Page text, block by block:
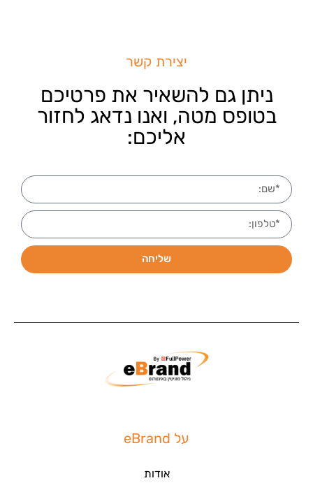
יצירת קשר
ניתן גם להשאיר את פרטיכם
בטופס מטה, ואנו נדאג לחזור
אליכם:
שליחה
על eBrand
אודות